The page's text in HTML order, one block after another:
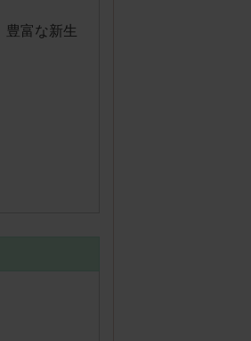
豊富な新生